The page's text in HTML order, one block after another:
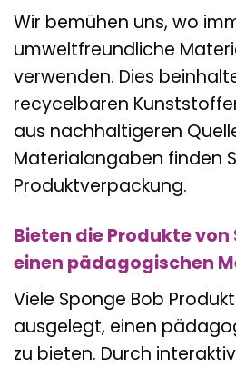
Wir bemühen uns, wo
umweltfreundliche
verwenden. Dies
recycelbaren
aus nachhaltigeren
Materialangaben finden
Produktverpackung.
Bieten die Produkte von
einen pädagogischen
Viele Sponge Bob
ausgelegt, einen
zu bieten. Durch